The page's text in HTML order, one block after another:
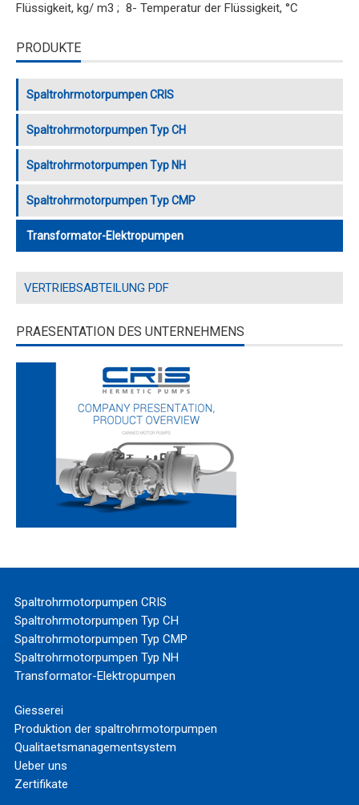
Flüssigkeit, kg/ m3 ; 8- Temperatur der Flüssigkeit, °C
PRODUKTE
Spaltrohrmotorpumpen CRIS
Spaltrohrmotorpumpen Typ CH
Spaltrohrmotorpumpen Typ NH
Spaltrohrmotorpumpen Typ CMP
Transformator-Elektropumpen
VERTRIEBSABTEILUNG PDF
PRAESENTATION DES UNTERNEHMENS
Spaltrohrmotorpumpen CRIS
Spaltrohrmotorpumpen Typ CH
Spaltrohrmotorpumpen Typ CMP
Spaltrohrmotorpumpen Typ NH
Transformator-Elektropumpen
Giesserei
Produktion der spaltrohrmotorpumpen
Qualitaetsmanagementsystem
Ueber uns
Zertifikate